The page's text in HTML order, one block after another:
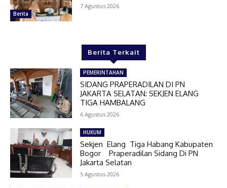
Berita
7 Agustus 2026
Berita Terkait
PEMERINTAHAN
SIDANG PRAPERADILAN DI PN
JAKARTA SELATAN: SEKJEN ELANG
TIGA HAMBALANG
6 Agustus 2026
HUKUM
Sekjen Elang Tiga Habang Kabupaten
Bogor Praperadilan Sidang Di PN
Jakarta Selatan
5 Agustus 2026